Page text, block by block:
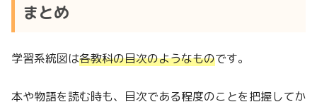
まとめ
学習系統図は各教科の目次のようなものです。
本や物語を読む時も、目次である程度のことを把握してか